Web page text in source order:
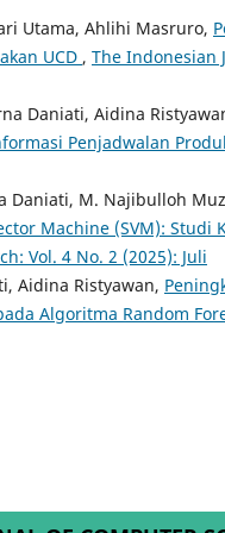
Utama, Ahlihi Masruro,
UCD , The Indonesian
Daniati, Aidina
Penjadwalan
Daniati, M. Najibulloh
Machine (SVM): Studi
Vol. 4 No. 2 (2025): Juli
Aidina Ristyawan,
Algoritma Random